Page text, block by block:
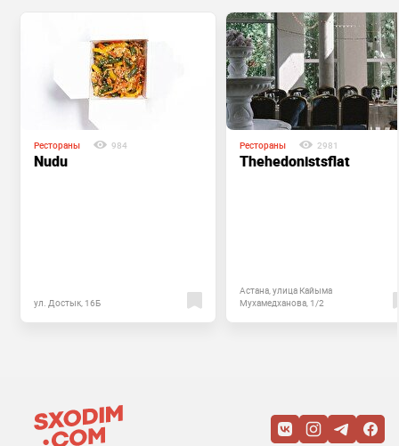
Рестораны 984
Nudu
ул. Достык, 16Б
Рестораны 2981
Thehedonistsflat
Астана, улица Кайыма
Мухамедханова, 1/2